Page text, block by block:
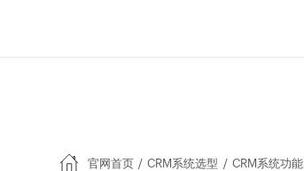
官网首页 / CRM系统选型 / CRM系统功能